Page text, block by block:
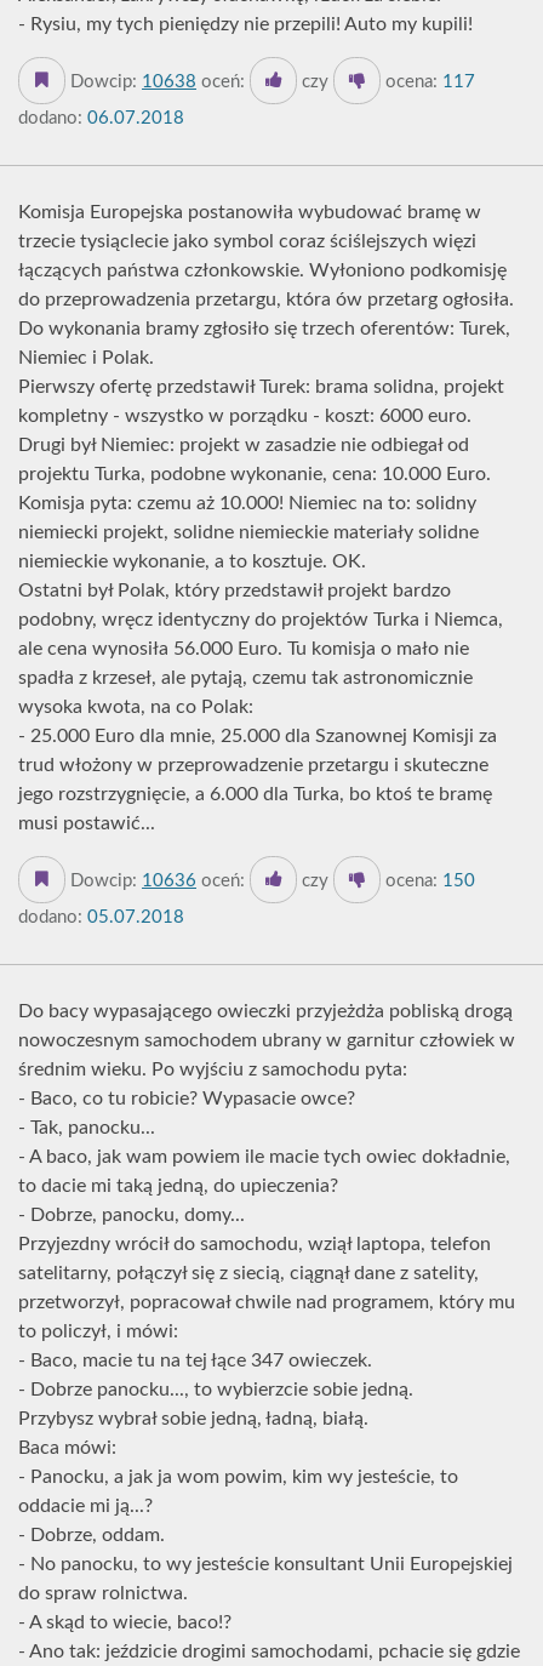
- Rysiu, my tych pieniędzy nie przepili! Auto my kupili!
Dowcip: 10638 oceń: czy ocena: 117
dodano: 06.07.2018
Komisja Europejska postanowiła wybudować bramę w
trzecie tysiąclecie jako symbol coraz ściślejszych więzi
łączących państwa członkowskie. Wyłoniono podkomisję
do przeprowadzenia przetargu, która ów przetarg ogłosiła.
Do wykonania bramy zgłosiło się trzech oferentów: Turek,
Niemiec i Polak.
Pierwszy ofertę przedstawił Turek: brama solidna, projekt
kompletny - wszystko w porządku - koszt: 6000 euro.
Drugi był Niemiec: projekt w zasadzie nie odbiegał od
projektu Turka, podobne wykonanie, cena: 10.000 Euro.
Komisja pyta: czemu aż 10.000! Niemiec na to: solidny
niemiecki projekt, solidne niemieckie materiały solidne
niemieckie wykonanie, a to kosztuje. OK.
Ostatni był Polak, który przedstawił projekt bardzo
podobny, wręcz identyczny do projektów Turka i Niemca,
ale cena wynosiła 56.000 Euro. Tu komisja o mało nie
spadła z krzeseł, ale pytają, czemu tak astronomicznie
wysoka kwota, na co Polak:
- 25.000 Euro dla mnie, 25.000 dla Szanownej Komisji za
trud włożony w przeprowadzenie przetargu i skuteczne
jego rozstrzygnięcie, a 6.000 dla Turka, bo ktoś te bramę
musi postawić...
Dowcip: 10636 oceń: czy ocena: 150
dodano: 05.07.2018
Do bacy wypasającego owieczki przyjeżdża pobliską drogą
nowoczesnym samochodem ubrany w garnitur człowiek w
średnim wieku. Po wyjściu z samochodu pyta:
- Baco, co tu robicie? Wypasacie owce?
- Tak, panocku...
- A baco, jak wam powiem ile macie tych owiec dokładnie,
to dacie mi taką jedną, do upieczenia?
- Dobrze, panocku, domy...
Przyjezdny wrócił do samochodu, wziął laptopa, telefon
satelitarny, połączył się z siecią, ciągnął dane z satelity,
przetworzył, popracował chwile nad programem, który mu
to policzył, i mówi:
- Baco, macie tu na tej łące 347 owieczek.
- Dobrze panocku..., to wybierzcie sobie jedną.
Przybysz wybrał sobie jedną, ładną, białą.
Baca mówi:
- Panocku, a jak ja wom powim, kim wy jesteście, to
oddacie mi ją...?
- Dobrze, oddam.
- No panocku, to wy jesteście konsultant Unii Europejskiej
do spraw rolnictwa.
- A skąd to wiecie, baco!?
- Ano tak: jeździcie drogimi samochodami, pchacie się gdzie